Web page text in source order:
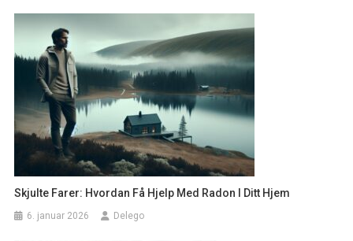
Skjulte Farer: Hvordan Få Hjelp Med Radon I Ditt Hjem
6. januar 2026 Delego